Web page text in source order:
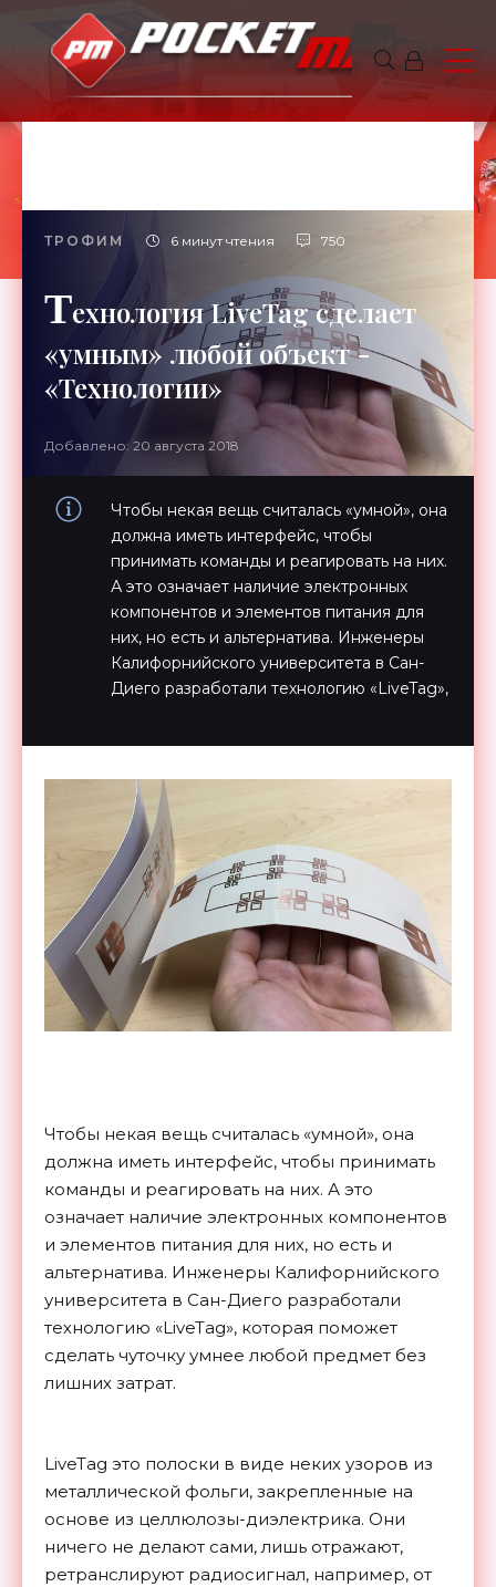
ТРОФИМ 6 минут чтения 750
Технология LiveTag сделает
«умным» любой объект -
«Технологии»
Добавлено: 20 августа 2018
Чтобы некая вещь считалась «умной», она
должна иметь интерфейс, чтобы
принимать команды и реагировать на них.
А это означает наличие электронных
компонентов и элементов питания для
них, но есть и альтернатива. Инженеры
Калифорнийского университета в Сан-
Диего разработали технологию «LiveTag»,
Чтобы некая вещь считалась «умной», она
должна иметь интерфейс, чтобы принимать
команды и реагировать на них. А это
означает наличие электронных компонентов
и элементов питания для них, но есть и
альтернатива. Инженеры Калифорнийского
университета в Сан-Диего разработали
технологию «LiveTag», которая поможет
сделать чуточку умнее любой предмет без
лишних затрат.
LiveTag это полоски в виде неких узоров из
металлической фольги, закрепленные на
основе из целлюлозы-диэлектрика. Они
ничего не делают сами, лишь отражают,
ретранслируют радиосигнал, например, от